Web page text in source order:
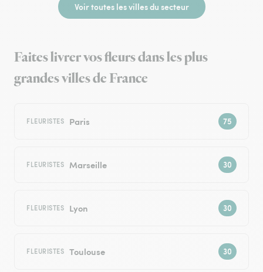
Voir toutes les villes du secteur
Faites livrer vos fleurs dans les plus
grandes villes de France
FLEURISTES Paris
FLEURISTES Marseille
FLEURISTES Lyon
FLEURISTES Toulouse